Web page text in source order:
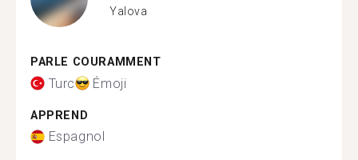
Yalova
PARLE COURAMMENT
Turc Émoji
APPREND
Espagnol